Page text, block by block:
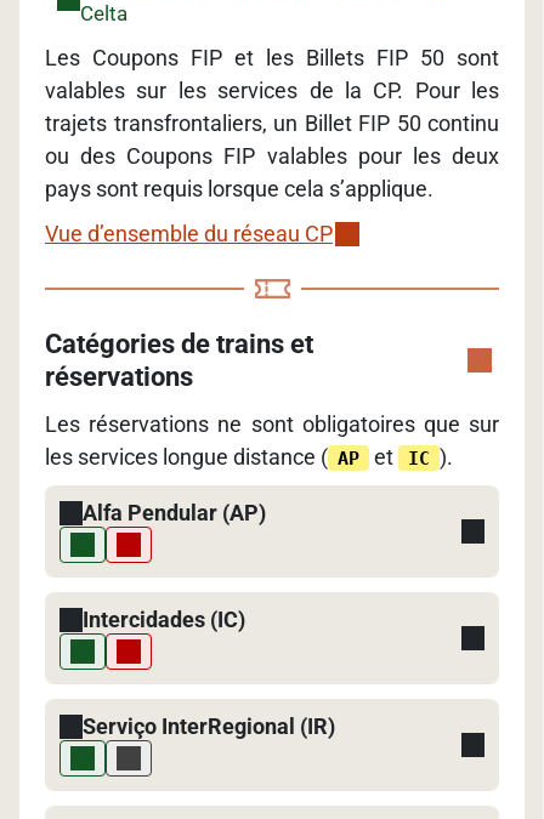
Celta
Les Coupons FIP et les Billets FIP 50 sont
valables sur les services de la CP. Pour les
trajets transfrontaliers, un Billet FIP 50 continu
ou des Coupons FIP valables pour les deux
pays sont requis lorsque cela s’applique.
Vue d’ensemble du réseau CP
Catégories de trains et
réservations
Les réservations ne sont obligatoires que sur
les services longue distance ( AP et IC ).
Alfa Pendular (AP)
Intercidades (IC)
Serviço InterRegional (IR)